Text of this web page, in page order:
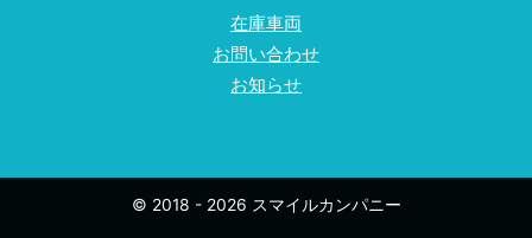
在庫車両
お問い合わせ
お知らせ
© 2018 - 2026 スマイルカンパニー